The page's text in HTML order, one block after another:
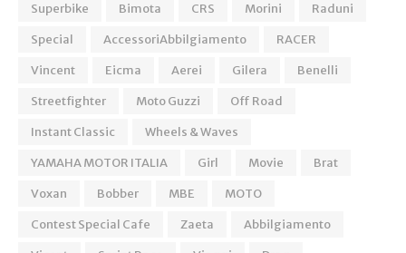
Superbike
Bimota CRS Morini
Raduni
Special
AccessoriAbbilgiamento
RACER
Vincent
Eicma Aerei Gilera
Benelli
Streetfighter
Moto Guzzi
Off Road
Instant Classic
Wheels & Waves
YAMAHA MOTOR ITALIA
Girl Movie
Brat
Voxan
Bobber MBE
MOTO
Contest Special Cafe
Zaeta
Abbilgiamento